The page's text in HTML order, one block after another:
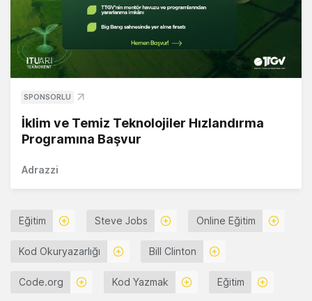
SPONSORLU
İklim ve Temiz Teknolojiler Hızlandırma
Programına Başvur
Adrazzi
Eğitim Steve Jobs Online Eğitim
Kod Okuryazarlığı Bill Clinton
Code.org Kod Yazmak Eğitim